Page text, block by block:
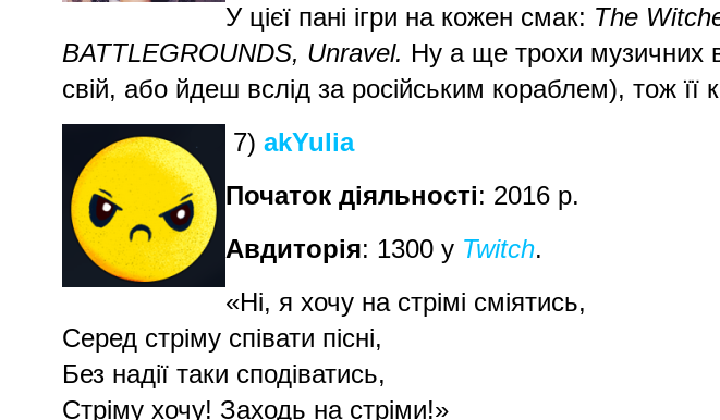
У цієї пані ігри на кожен смак: The
BATTLEGROUNDS, Unravel. Ну а ще трохи музичних
свій, або йдеш вслід за російським кораблем), тож
7) akYulia
Початок діяльності: 2016 р.
Авдиторія: 1300 у Twitch.
«Ні, я хочу на стрімі сміятись,
Серед стріму співати пісні,
Без надії таки сподіватись,
Стріму хочу! Заходь на стріми!»